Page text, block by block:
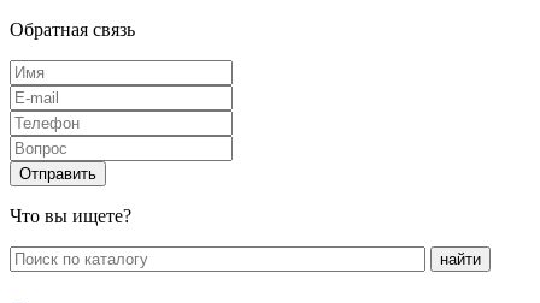
Обратная связь
Что вы ищете?